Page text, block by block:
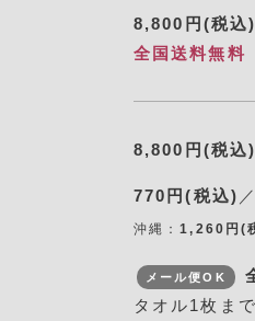
8,800円(税込
全国送料無料
8,800円(税込
770円(税込) ／
沖縄：1,260円(
メール便OK
タオル1枚ま